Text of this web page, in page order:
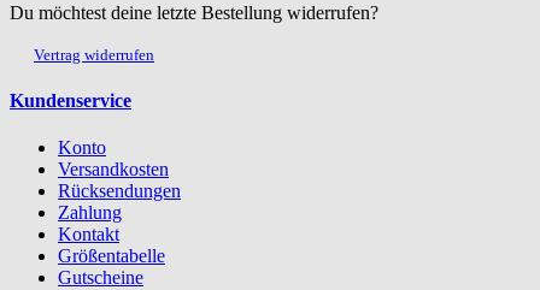
Du möchtest deine letzte Bestellung widerrufen?
Vertrag widerrufen
Kundenservice
Konto
Versandkosten
Rücksendungen
Zahlung
Kontakt
Größentabelle
Gutscheine